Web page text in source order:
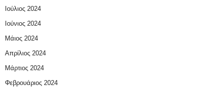
Ιούλιος 2024
Ιούνιος 2024
Μάιος 2024
Απρίλιος 2024
Μάρτιος 2024
Φεβρουάριος 2024